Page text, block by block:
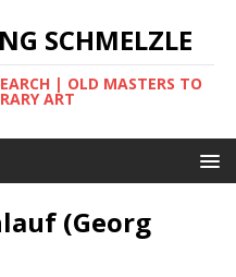
SCHMELZLE
| OLD MASTERS TO
ART
(Georg